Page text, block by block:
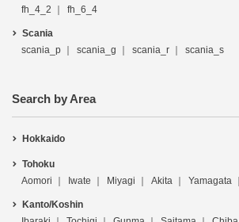
fh_4_2
fh_6_4
Scania
scania_p
scania_g scania_r scania_s
Search by Area
Hokkaido
Tohoku
Aomori
Iwate Miyagi Akita Yamagata
Kanto/Koshin